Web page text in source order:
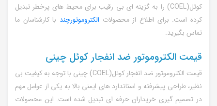
کوئل(COEL) را به گزینه ای بی رقیب برای محیط های پرخطر تبدیل
کرده است. برای اطلاع از محصولات الکتروموتورچند با کارشناسان ما
تماس بگیرید.
قیمت الکتروموتور ضد انفجار کوئل چینی
قیمت الکتروموتور ضد انفجار کوئل(COEL) چینی با توجه به کیفیت بی
نظیر، طراحی پیشرفته و استاندارد های ایمنی بالا به یکی از عوامل مهم
در تصمیم گیری خریداران حرفه ای تبدیل شده است. این محصولات